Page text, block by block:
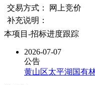
交易方式： 网上竞价
补充说明：
本项目-招标进度跟踪
2026-07-07
公告
黄山区太平湖国有